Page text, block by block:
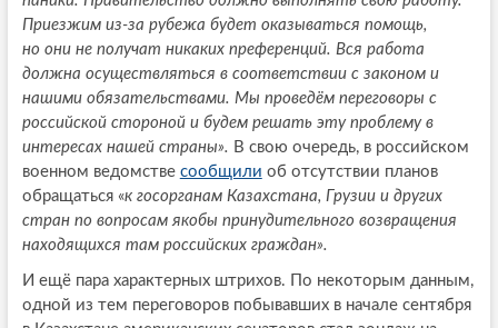
Приезжим из-за рубежа будет оказываться помощь,
но они не получат никаких преференций. Вся работа
должна осуществляться в соответствии с законом и
нашими обязательствами. Мы проведём переговоры с
российской стороной и будем решать эту проблему в
интересах нашей страны». В свою очередь, в российском
военном ведомстве сообщили об отсутствии планов
обращаться «к госорганам Казахстана, Грузии и других
стран по вопросам якобы принудительного возвращения
находящихся там российских граждан».
И ещё пара характерных штрихов. По некоторым данным,
одной из тем переговоров побывавших в начале сентября